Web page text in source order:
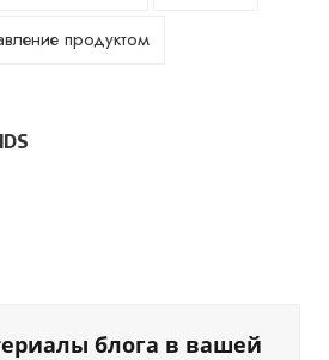
продуктом
блога в вашей